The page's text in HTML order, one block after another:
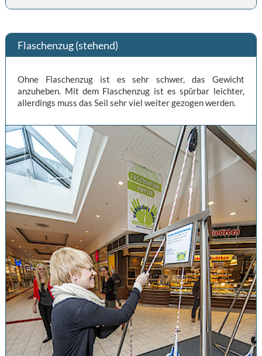
Flaschenzug (stehend)
Ohne Flaschenzug ist es sehr schwer, das Gewicht
anzuheben. Mit dem Flaschenzug ist es spürbar leichter,
allerdings muss das Seil sehr viel weiter gezogen werden.